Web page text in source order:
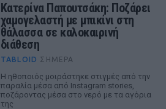
Κατερίνα Παπουτσάκη: Ποζάρει
χαμογελαστή με μπικίνι στη
θάλασσα σε καλοκαιρινή
διάθεση
TABLOID ΣΉΜΕΡΑ
Η ηθοποιός μοιράστηκε στιγμές από την
παραλία μέσα από Instagram stories,
ποζάροντας μέσα στο νερό με τα αγόρια
της